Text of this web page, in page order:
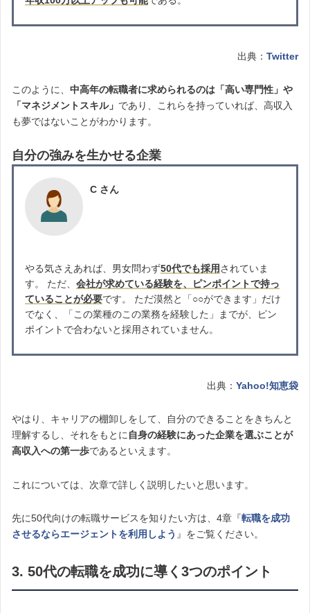
出典： Twitter
このように、 中高年の転職者に求められるのは「高い専門性」や
「マネジメントスキル」 であり、これらを持っていれば、高収入
も夢ではないことがわかります。
自分の強みを生かせる企業
C さん
やる気さえあれば、男女問わず50代でも採用 されていま
す。 ただ、 会社が求めている経験を、ピンポイントで持っ
ていることが必要です。 ただ漠然と「○○ができます」だけ
でなく、「この業種のこの業務を経験した」までが、ピン
ポイントで合わないと採用されていません。
出典： Yahoo!知恵袋
やはり、キャリアの棚卸しをして、自分のできることをきちんと
理解するし、それをもとに自身の経験にあった企業を選ぶことが
高収入への第一歩であるといえます。
これについては、次章で詳しく説明したいと思います。
先に50代向けの転職サービスを知りたい方は、4章『転職を成功
させるならエージェントを利用しよう 』をご覧ください。
3. 50代の転職を成功に導く3つのポイント